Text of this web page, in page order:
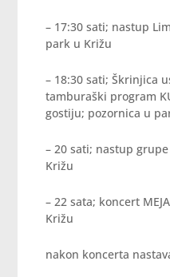
– 17:30 sati; nastup
park u Križu
– 18:30 sati; Škrinjica
tamburaški program
gostiju; pozornica u
– 20 sati; nastup
Križu
– 22 sata; koncert
Križu
nakon koncerta